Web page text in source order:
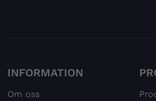
INFORMATION
Om oss